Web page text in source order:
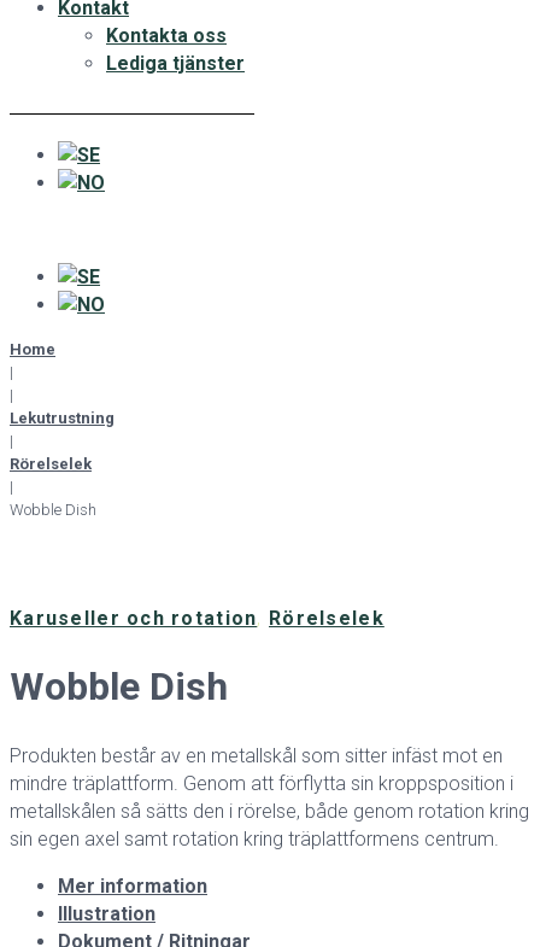
Kontakt
Kontakta oss
Lediga tjänster
Home
|
|
Lekutrustning
|
Rörelselek
|
Wobble Dish
Karuseller och rotation, Rörelselek
Wobble Dish
Produkten består av en metallskål som sitter infäst mot en
mindre träplattform. Genom att förflytta sin kroppsposition i
metallskålen så sätts den i rörelse, både genom rotation kring
sin egen axel samt rotation kring träplattformens centrum.
Mer information
Illustration
Dokument / Ritningar